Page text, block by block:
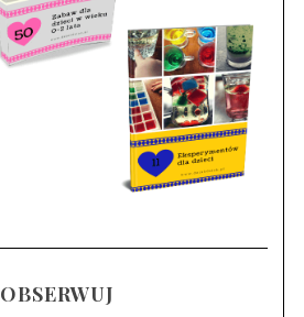
OBSERWUJ